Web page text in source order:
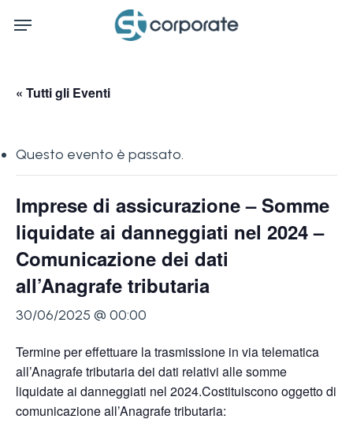
Menu
« Tutti gli Eventi
Questo evento è passato.
Imprese di assicurazione – Somme
liquidate ai danneggiati nel 2024 –
Comunicazione dei dati
all’Anagrafe tributaria
30/06/2025 @ 00:00
Termine per effettuare la trasmissione in via telematica
all’Anagrafe tributaria dei dati relativi alle somme
liquidate ai danneggiati nel 2024.Costituiscono oggetto di
comunicazione all’Anagrafe tributaria: